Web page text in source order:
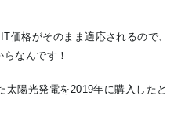
価格がそのまま適応されるので、
なんです！
太陽光発電を2019年に購入したと